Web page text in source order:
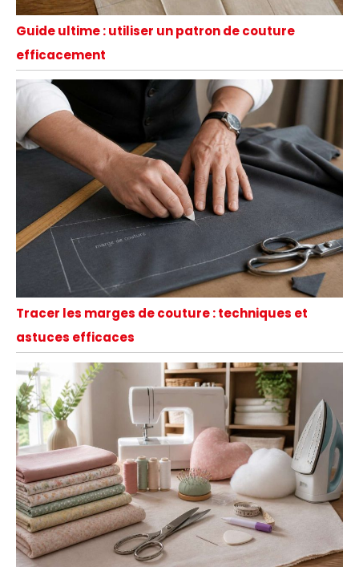
Guide ultime : utiliser un patron de couture
efficacement
Tracer les marges de couture : techniques et
astuces efficaces